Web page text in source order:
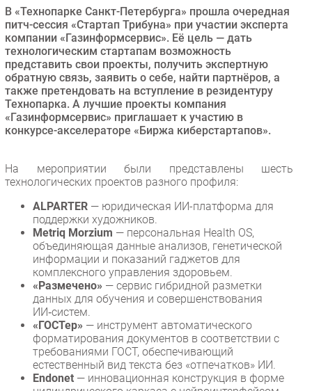
Здоровье
РАЗДЕЛЫ
Новости
Аналитика
Интервью
Мероприятия
IT класс
Тестовый стенд
Каталог компаний
В «Технопарке Санкт-Петербурга» прошла очередная
питч-сессия «Стартап Трибуна» при участии эксперта
компании «Газинформсервис». Её цель — дать
технологическим стартапам возможность
представить свои проекты, получить экспертную
обратную связь, заявить о себе, найти партнёров, а
также претендовать на вступление в резидентуру
Технопарка. А лучшие проекты компания
«Газинформсервис» приглашает к участию в
конкурсе-акселераторе «Биржа киберстартапов».
На мероприятии были представлены шесть
технологических проектов разного профиля:
ALPARTER — юридическая ИИ-платформа для
поддержки художников.
Metriq Morzium — персональная Health OS,
объединяющая данные анализов, генетической
информации и показаний гаджетов для
комплексного управления здоровьем.
«Размечено» — сервис гибридной разметки
данных для обучения и совершенствования
ИИ‑систем.
«ГОСТер» — инструмент автоматического
форматирования документов в соответствии с
требованиями ГОСТ, обеспечивающий
естественный вид текста без «отпечатков» ИИ.
Endonet — инновационная конструкция в форме